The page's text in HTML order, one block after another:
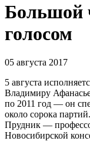
Большой
голосом
05 августа 2017
5 августа
Владимиру
по 2011 год — он
около сорока
Прудник —
Новосибирской